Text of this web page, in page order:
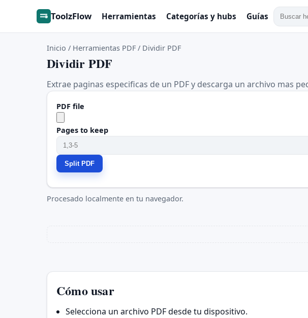
ToolzFlow Herramientas Categorías y hubs Guías
Inicio / Herramientas PDF / Dividir PDF
Dividir PDF
Extrae paginas especificas de un PDF y descarga un archivo mas
PDF file
Pages to keep
Split PDF
Procesado localmente en tu navegador.
Cómo usar
Selecciona un archivo PDF desde tu dispositivo.